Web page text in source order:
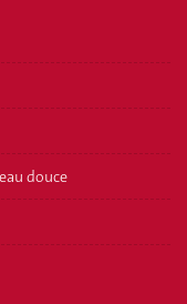
douce